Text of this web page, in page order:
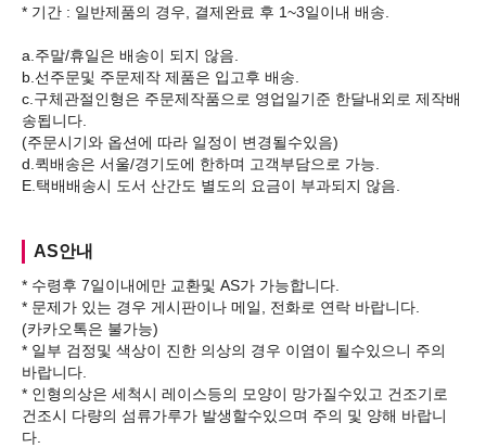
* 기간 : 일반제품의 경우, 결제완료 후 1~3일이내 배송.
a.주말/휴일은 배송이 되지 않음.
b.선주문및 주문제작 제품은 입고후 배송.
c.구체관절인형은 주문제작품으로 영업일기준 한달내외로 제작배
송됩니다.
(주문시기와 옵션에 따라 일정이 변경될수있음)
d.퀵배송은 서울/경기도에 한하며 고객부담으로 가능.
AS안내
* 수령후 7일이내에만 교환및 AS가 가능합니다.
* 문제가 있는 경우 게시판이나 메일, 전화로 연락 바랍니다.
(카카오톡은 불가능)
* 일부 검정및 색상이 진한 의상의 경우 이염이 될수있으니 주의
바랍니다.
* 인형의상은 세척시 레이스등의 모양이 망가질수있고 건조기로
건조시 다량의 섬류가루가 발생할수있으며 주의 및 양해 바랍니
다.